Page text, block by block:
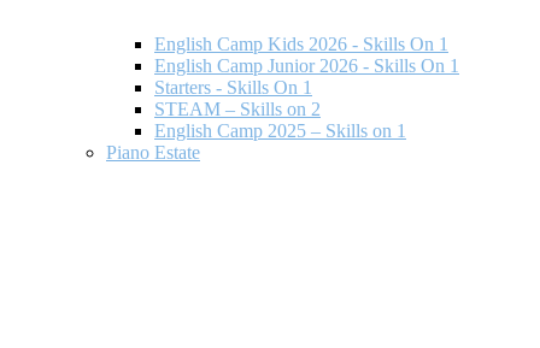
English Camp Kids 2026 - Skills On 1
English Camp Junior 2026 - Skills On 1
Starters - Skills On 1
STEAM – Skills on 2
English Camp 2025 – Skills on 1
Piano Estate